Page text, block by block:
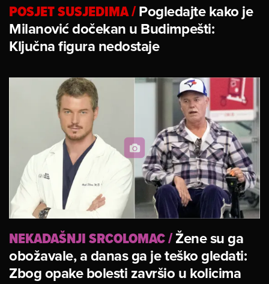
POSJET SUSJEDIMA/Pogledajte kako je
Milanović dočekan u Budimpešti:
Ključna figura nedostaje
NEKADAŠNJI SRCOLOMAC/Žene su ga
obožavale, a danas ga je teško gledati:
Zbog opake bolesti završio u kolicima